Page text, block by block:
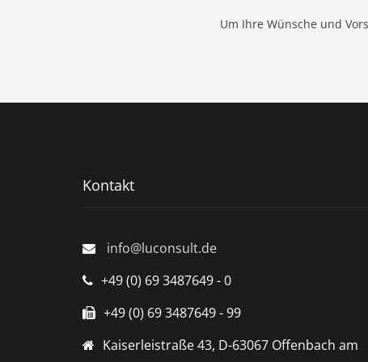
Um Ihre Wünsche und
Kontakt
info@luconsult.de
+49 (0) 69 3487649 - 0
+49 (0) 69 3487649 - 99
Kaiserleistraße 43, D-63067 Offenbach am